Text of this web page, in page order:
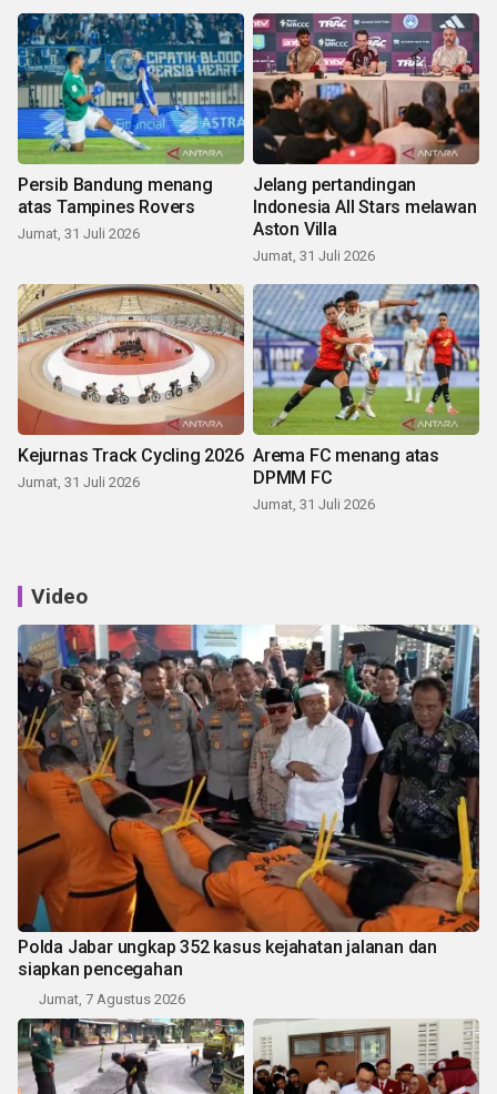
Persib Bandung menang
atas Tampines Rovers
Jumat, 31 Juli 2026
Jelang pertandingan
Indonesia All Stars melawan
Aston Villa
Jumat, 31 Juli 2026
Kejurnas Track Cycling 2026
Jumat, 31 Juli 2026
Arema FC menang atas
DPMM FC
Jumat, 31 Juli 2026
Video
Polda Jabar ungkap 352 kasus kejahatan jalanan dan
siapkan pencegahan
Jumat, 7 Agustus 2026